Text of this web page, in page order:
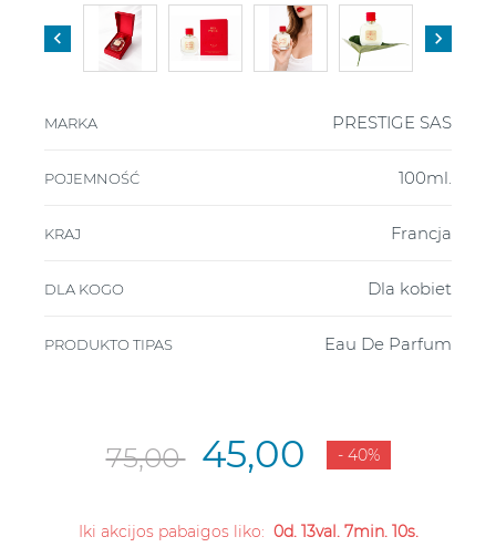
 
MARKA PRESTIGE SAS
POJEMNOŚĆ 100ml.
KRAJ Francja
DLA KOGO Dla kobiet
PRODUKTO TIPAS Eau De Parfum
75,00 45,00 - 40%
Iki akcijos pabaigos liko:0d. 13val. 7min. 9s.